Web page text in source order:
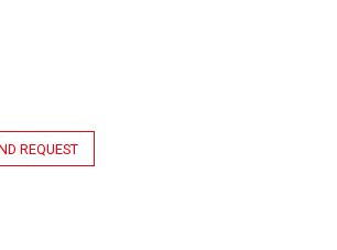
REQUEST